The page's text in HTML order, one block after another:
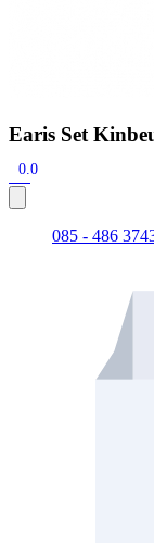
Earis Set
0.0
085 - 486